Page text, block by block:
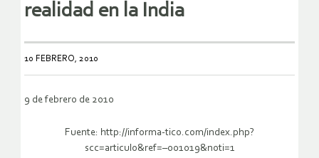
realidad en la India
10 FEBRERO, 2010
9 de febrero de 2010
Fuente: http://informa-tico.com/index.php?
scc=articulo&ref=–001019&noti=1